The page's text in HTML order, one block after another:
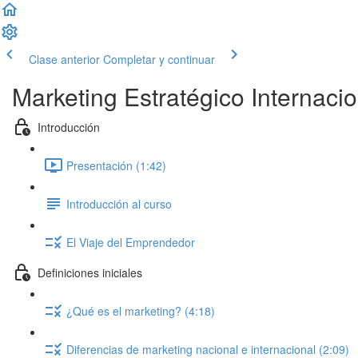
Clase anterior Completar y continuar
Marketing Estratégico
Introducción
Presentación (1:42)
Introducción al curso
El Viaje del Emprendedor
Definiciones iniciales
¿Qué es el marketing? (4:18)
Diferencias de marketing nacional e internacional (2:09)